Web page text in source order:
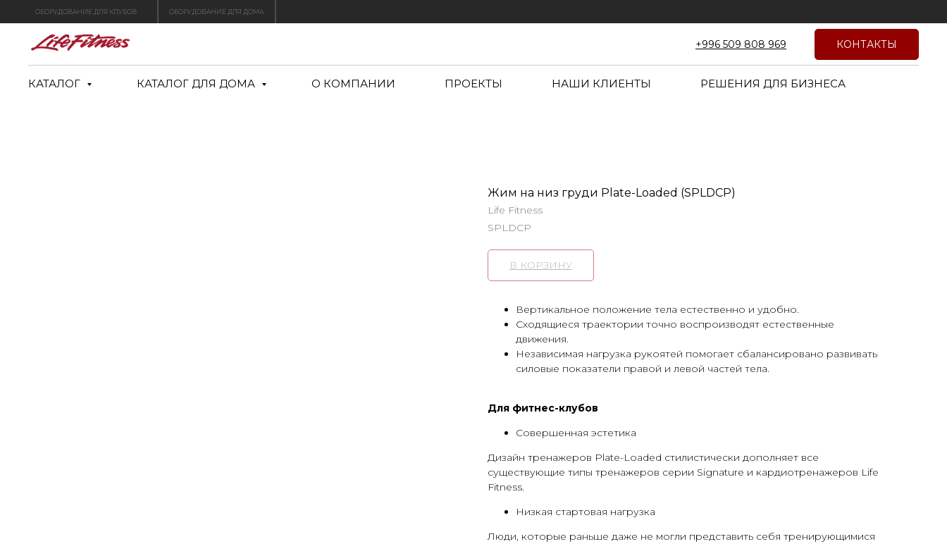
ОБОРУДОВАНИЕ ДЛЯ КЛУБОВ ОБОРУДОВАНИЕ ДЛЯ ДОМА
+996 509 808 969 КОНТАКТЫ
КАТАЛОГ КАТАЛОГ ДЛЯ ДОМА О КОМПАНИИ ПРОЕКТЫ НАШИ КЛИЕНТЫ РЕШЕНИЯ ДЛЯ БИЗНЕСА
Жим на низ груди Plate-Loaded (SPLDCP)
Life Fitness
SPLDCP
В КОРЗИНУ
Вертикальное положение тела естественно и удобно.
Сходящиеся траектории точно воспроизводят естественные
движения.
Независимая нагрузка рукоятей помогает сбалансировано развивать
силовые показатели правой и левой частей тела.
Для фитнес-клубов
Совершенная эстетика
Дизайн тренажеров Plate-Loaded стилистически дополняет все
существующие типы тренажеров серии Signature и кардиотренажеров Life
Fitness.
Низкая стартовая нагрузка
Люди, которые раньше даже не могли представить себя тренирующимися